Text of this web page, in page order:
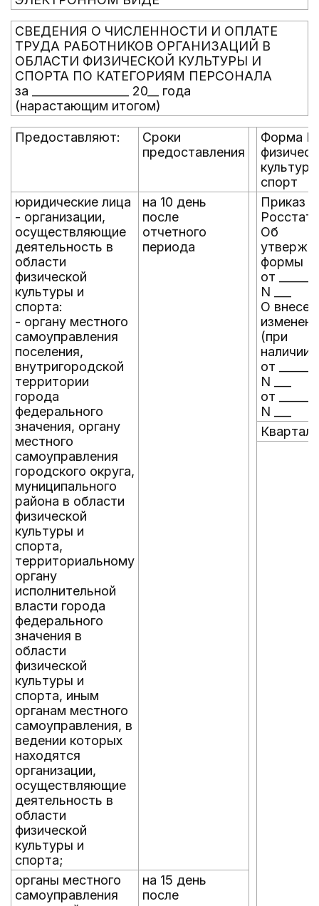
СВЕДЕНИЯ О ЧИСЛЕННОСТИ И ОПЛАТЕ
ТРУДА РАБОТНИКОВ ОРГАНИЗАЦИЙ В
ОБЛАСТИ ФИЗИЧЕСКОЙ КУЛЬТУРЫ И
СПОРТА ПО КАТЕГОРИЯМ ПЕРСОНАЛА
за _________________ 20__ года
(нарастающим итогом)
Предоставляют:
Сроки
предоставления
Форма
спорт
юридические лица
- организации,
осуществляющие
деятельность в
области
физической
культуры и
спорта:
- органу местного
самоуправления
поселения,
внутригородской
территории
города
федерального
значения, органу
местного
самоуправления
городского округа,
муниципального
района в области
физической
культуры и
спорта,
территориальному
органу
исполнительной
власти города
федерального
значения в
области
физической
культуры и
спорта, иным
органам местного
самоуправления, в
ведении которых
находятся
организации,
осуществляющие
деятельность в
области
физической
культуры и
спорта;
на 10 день
после
отчетного
периода
Приказ
Об
формы
от
N ___
О
(при
наличии)
от
N ___
от
N ___
органы местного
самоуправления
на 15 день
после